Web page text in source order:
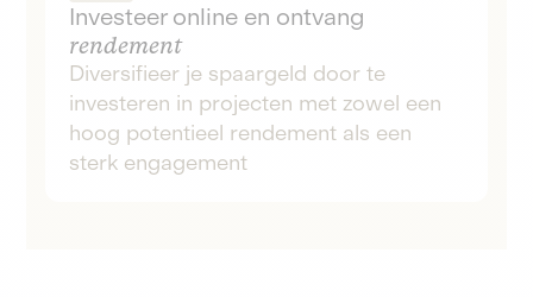
Investeer online en ontvang
rendement
Diversifieer je spaargeld door te
investeren in projecten met zowel een
hoog potentieel rendement als een
sterk engagement